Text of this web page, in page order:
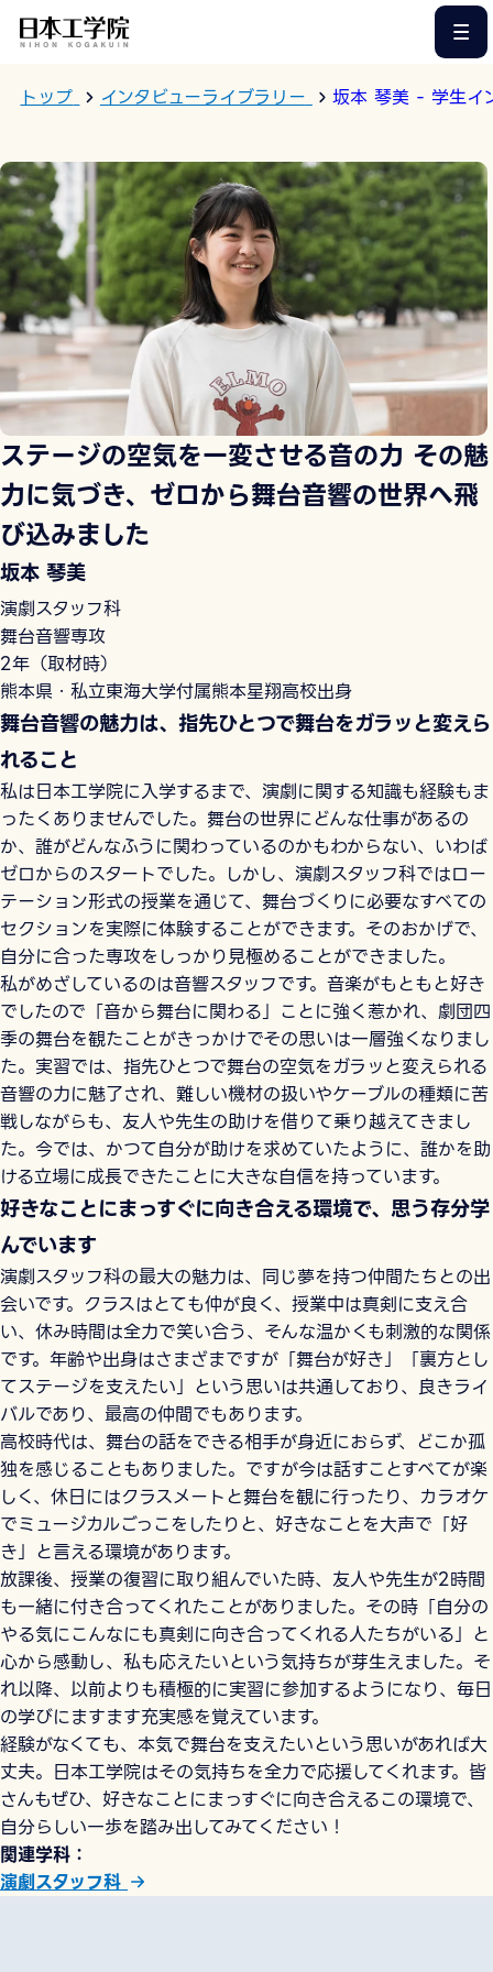
トップ インタビューライブラリー 坂本 琴美 - 学生イ
ステージの空気を一変させる音の力 その魅
力に気づき、ゼロから舞台音響の世界へ飛
び込みました
坂本 琴美
演劇スタッフ科
舞台音響専攻
2年（取材時）
熊本県・私立東海大学付属熊本星翔高校出身
舞台音響の魅力は、指先ひとつで舞台をガラッと変えら
れること
私は日本工学院に入学するまで、演劇に関する知識も経験もま
ったくありませんでした。舞台の世界にどんな仕事があるの
か、誰がどんなふうに関わっているのかもわからない、いわば
ゼロからのスタートでした。しかし、演劇スタッフ科ではロー
テーション形式の授業を通じて、舞台づくりに必要なすべての
セクションを実際に体験することができます。そのおかげで、
自分に合った専攻をしっかり見極めることができました。
私がめざしているのは音響スタッフです。音楽がもともと好き
でしたので「音から舞台に関わる」ことに強く惹かれ、劇団四
季の舞台を観たことがきっかけでその思いは一層強くなりまし
た。実習では、指先ひとつで舞台の空気をガラッと変えられる
音響の力に魅了され、難しい機材の扱いやケーブルの種類に苦
戦しながらも、友人や先生の助けを借りて乗り越えてきまし
た。今では、かつて自分が助けを求めていたように、誰かを助
ける立場に成長できたことに大きな自信を持っています。
好きなことにまっすぐに向き合える環境で、思う存分学
んでいます
演劇スタッフ科の最大の魅力は、同じ夢を持つ仲間たちとの出
会いです。クラスはとても仲が良く、授業中は真剣に支え合
い、休み時間は全力で笑い合う、そんな温かくも刺激的な関係
です。年齢や出身はさまざまですが「舞台が好き」「裏方とし
てステージを支えたい」という思いは共通しており、良きライ
バルであり、最高の仲間でもあります。
高校時代は、舞台の話をできる相手が身近におらず、どこか孤
独を感じることもありました。ですが今は話すことすべてが楽
しく、休日にはクラスメートと舞台を観に行ったり、カラオケ
でミュージカルごっこをしたりと、好きなことを大声で「好
き」と言える環境があります。
放課後、授業の復習に取り組んでいた時、友人や先生が2時間
も一緒に付き合ってくれたことがありました。その時「自分の
やる気にこんなにも真剣に向き合ってくれる人たちがいる」と
心から感動し、私も応えたいという気持ちが芽生えました。そ
れ以降、以前よりも積極的に実習に参加するようになり、毎日
の学びにますます充実感を覚えています。
経験がなくても、本気で舞台を支えたいという思いがあれば大
丈夫。日本工学院はその気持ちを全力で応援してくれます。皆
さんもぜひ、好きなことにまっすぐに向き合えるこの環境で、
自分らしい一歩を踏み出してみてください！
関連学科
演劇スタッフ科